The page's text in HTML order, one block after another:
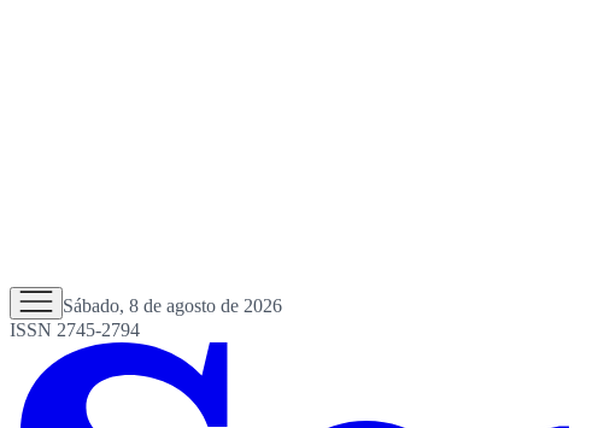
Sábado, 8 de agosto de 2026
ISSN 2745-2794